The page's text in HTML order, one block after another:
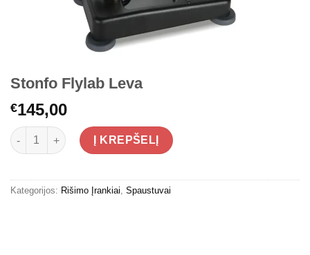
Stonfo Flylab Leva
€145,00
produkto kiekis: Stonfo Flylab Leva
Į KREPŠELĮ
Kategorijos: Rišimo Įrankiai Spaustuvai